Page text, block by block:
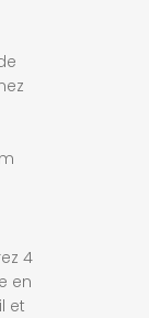
4
en
et